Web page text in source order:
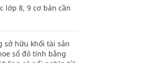
lớp 8, 9 cơ bản cần
sở hữu khối tài sản
sổ đỏ tính bằng